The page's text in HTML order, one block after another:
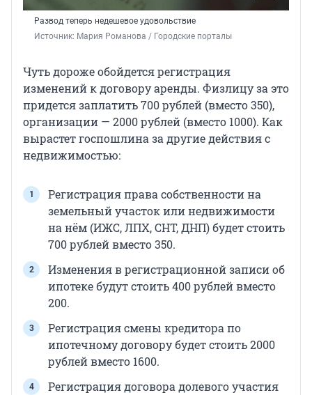
Развод теперь недешевое удовольствие
Источник: Мария Романова / Городские порталы
Чуть дороже обойдется регистрация
изменений к договору аренды. Физлицу за это
придется заплатить 700 рублей (вместо 350),
организации — 2000 рублей (вместо 1000). Как
вырастет госпошлина за другие действия с
недвижимостью:
Регистрация права собственности на
земельный участок или недвижимости
на нём (ИЖС, ЛПХ, СНТ, ДНП) будет стоить
700 рублей вместо 350.
Изменения в регистрационной записи об
ипотеке будут стоить 400 рублей вместо
200.
Регистрация смены кредитора по
ипотечному договору будет стоить 2000
рублей вместо 1600.
Регистрация договора долевого участия